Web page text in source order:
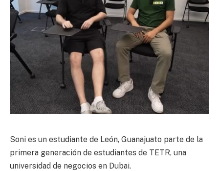
Soni es un estudiante de León, Guanajuato parte de la
primera generación de estudiantes de TETR, una
universidad de negocios en Dubai.